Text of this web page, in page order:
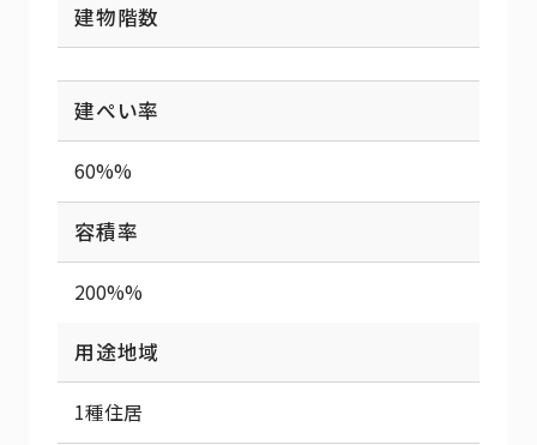
建物階数
建ぺい率
60%%
容積率
200%%
用途地域
1種住居